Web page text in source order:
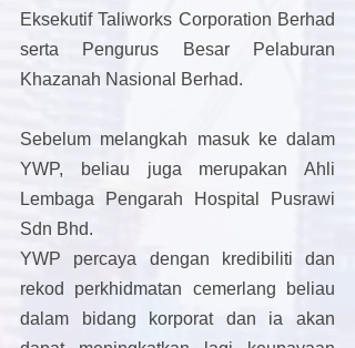
Eksekutif Taliworks Corporation Berhad
serta Pengurus Besar Pelaburan
Khazanah Nasional Berhad.
Sebelum melangkah masuk ke dalam
YWP, beliau juga merupakan Ahli
Lembaga Pengarah Hospital Pusrawi
Sdn Bhd.
YWP percaya dengan kredibiliti dan
rekod perkhidmatan cemerlang beliau
dalam bidang korporat dan ia akan